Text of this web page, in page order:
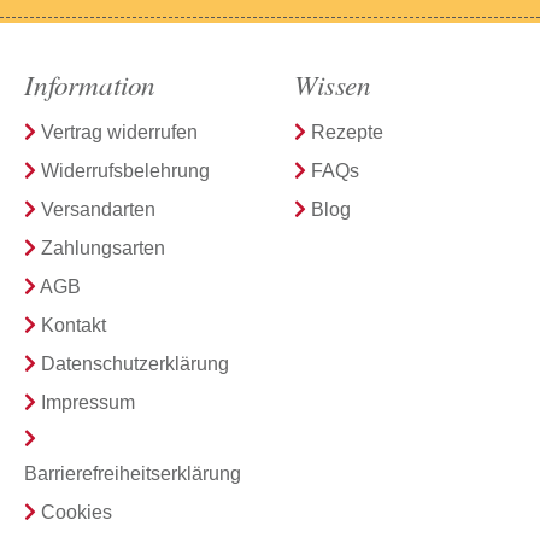
Information
Vertrag widerrufen
Widerrufsbelehrung
Versandarten
Zahlungsarten
AGB
Kontakt
Datenschutzerklärung
Impressum
Barrierefreiheitserklärung
Cookies
Wissen
Rezepte
FAQs
Blog